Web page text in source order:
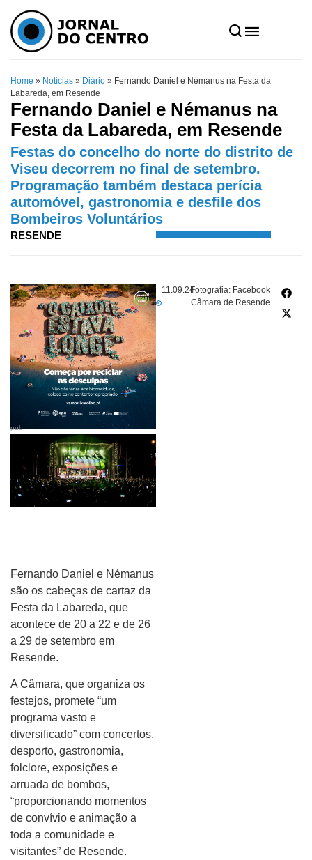
Home » Notícias » Diário » Fernando Daniel e Némanus na Festa da
Labareda, em Resende
Fernando Daniel e Némanus na
Festa da Labareda, em Resende
Festas do concelho do norte do distrito de
Viseu decorrem no final de setembro.
Programação também destaca perícia
automóvel, gastronomia e desfile dos
Bombeiros Voluntários
RESENDE
11.09.24Fotografia: Facebook
Câmara de Resende
pub
Fernando Daniel e Némanus
são os cabeças de cartaz da
Festa da Labareda, que
acontece de 20 a 22 e de 26
a 29 de setembro em
Resende.
A Câmara, que organiza os
festejos, promete “um
programa vasto e
diversificado” com concertos,
desporto, gastronomia,
folclore, exposições e
arruada de bombos,
“proporcionando momentos
de convívio e animação a
toda a comunidade e
visitantes” de Resende.